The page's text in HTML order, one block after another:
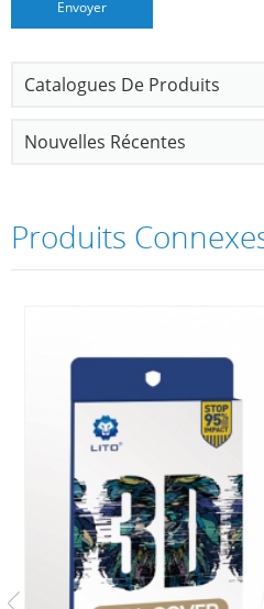
Catalogues De Produits
Nouvelles Récentes
Produits